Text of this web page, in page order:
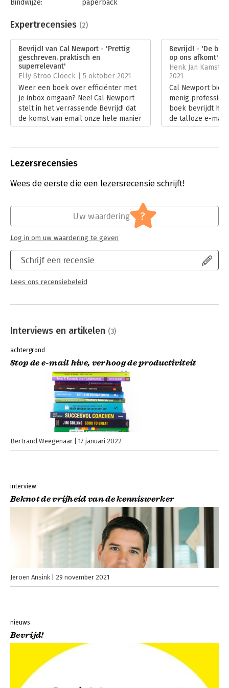
Bindwijze:
paperback
Uitgever:
Business Contact
Verschijningsdatum:
Hoofdrubriek: Psychologie
Expertrecensies (2)
Bevrijd! van Cal Newport - 'Prettig
geschreven, praktisch en
superrelevant'
Elly Stroo Cloeck | 5 oktober 2021
Weer een boek over efficiënter met
je inbox omgaan? Nee! Cal Newport
stelt in het verrassende Bevrijd! dat
de komst van email onze hele manier
van werken ingrijpend heeft
het ‘hyperactieve collectieve brein’.
Lees verder
Bevrijd! - 'De
op ons afkomt'
Henk Jan
2021
Cal Newport
menig
boek bevrijdt hij
de talloze e-
zijn tips toe en
Lees verder
Lezersrecensies
Wees de eerste die een lezersrecensie schrijft!
Schrijf een recensie
Lees ons recensiebeleid
Uw waardering ?
Log in om uw waardering te geven
Interviews en artikelen (3)
achtergrond
Stop de e-mail hive, verhoog de productiviteit
Bertrand Weegenaar 17 januari 2022
interview
Beknot de vrijheid van de kenniswerker
Jeroen Ansink 29 november 2021
nieuws
Bevrijd!